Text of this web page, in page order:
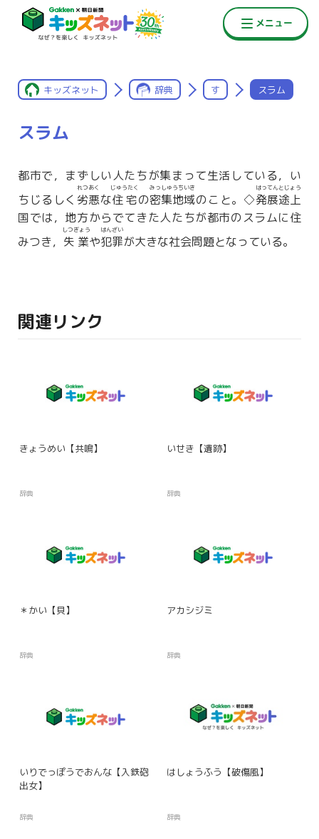
キッズネット 辞典 す スラム
スラム
都市で，まずしい人たちが集まって生活している，い
ちじるしく 劣悪
れつあく
な住宅
じゅうたく
の密集地域
みっしゅうちいき
のこと。◇発展途上
はってんとじょう
国では，地方からでてきた人たちが都市のスラムに住
みつき， 失業
しつぎょう
や犯罪
はんざい
が大きな社会問題となっている。
関連リンク
きょうめい【共鳴】
辞典
いせき【遺跡】
辞典
＊かい【貝】
辞典
アカシジミ
辞典
いりでっぽうでおんな【入鉄砲
出女】
辞典
はしょうふう【破傷風】
辞典